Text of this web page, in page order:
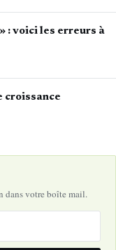
: voici les erreurs à
croissance
dans votre boîte mail.